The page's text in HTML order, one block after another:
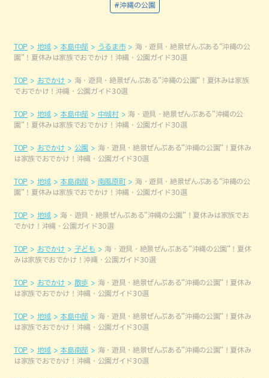
#沖縄の公園
TOP 地域 本島中部 うるま市
海・遊具・絶景ぜんぶある”沖縄の公
園”！夏休みは家族でおでかけ！沖縄・公園ガイド30選
TOP おでかけ
海・遊具・絶景ぜんぶある”沖縄の公園”！夏休みは家族
でおでかけ！沖縄・公園ガイド30選
TOP 地域 本島中部 中城村
海・遊具・絶景ぜんぶある”沖縄の公
園”！夏休みは家族でおでかけ！沖縄・公園ガイド30選
TOP おでかけ 公園
海・遊具・絶景ぜんぶある”沖縄の公園”！夏休み
は家族でおでかけ！沖縄・公園ガイド30選
TOP 地域 本島南部 南風原町
海・遊具・絶景ぜんぶある”沖縄の公
園”！夏休みは家族でおでかけ！沖縄・公園ガイド30選
TOP 地域
海・遊具・絶景ぜんぶある”沖縄の公園”！夏休みは家族でお
でかけ！沖縄・公園ガイド30選
TOP おでかけ 子ども
海・遊具・絶景ぜんぶある”沖縄の公園”！夏休
みは家族でおでかけ！沖縄・公園ガイド30選
TOP おでかけ 散歩
海・遊具・絶景ぜんぶある”沖縄の公園”！夏休み
は家族でおでかけ！沖縄・公園ガイド30選
TOP 地域 本島中部
海・遊具・絶景ぜんぶある”沖縄の公園”！夏休み
は家族でおでかけ！沖縄・公園ガイド30選
TOP 地域 本島南部
海・遊具・絶景ぜんぶある”沖縄の公園”！夏休み
は家族でおでかけ！沖縄・公園ガイド30選